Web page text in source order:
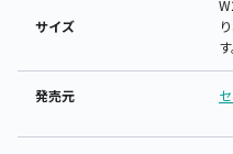
サイズ
す
発売元